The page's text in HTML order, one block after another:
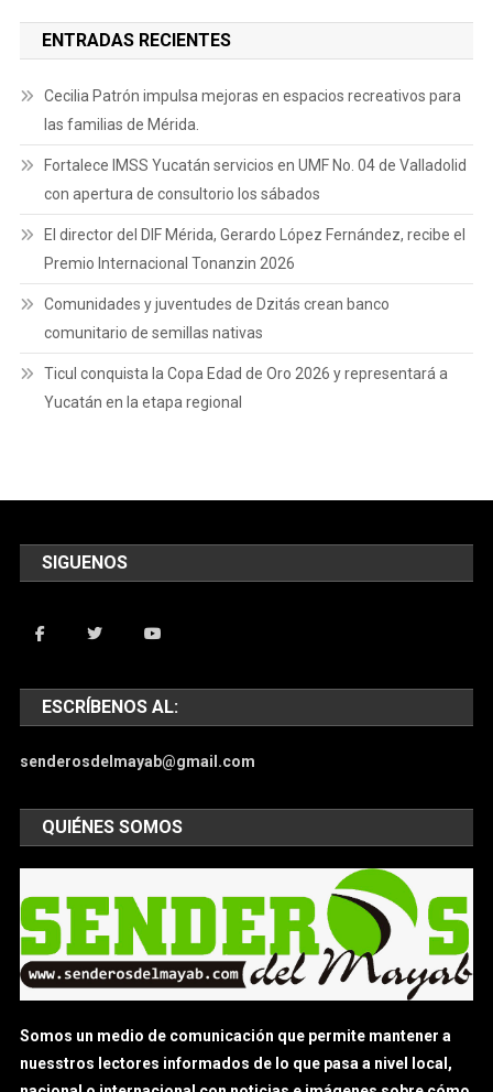
ENTRADAS RECIENTES
Cecilia Patrón impulsa mejoras en espacios recreativos para
las familias de Mérida.
Fortalece IMSS Yucatán servicios en UMF No. 04 de Valladolid
con apertura de consultorio los sábados
El director del DIF Mérida, Gerardo López Fernández, recibe el
Premio Internacional Tonanzin 2026
Comunidades y juventudes de Dzitás crean banco
comunitario de semillas nativas
Ticul conquista la Copa Edad de Oro 2026 y representará a
Yucatán en la etapa regional
SIGUENOS
ESCRÍBENOS AL:
senderosdelmayab@gmail.com
QUIÉNES SOMOS
Somos un medio de comunicación que permite mantener a
nuesstros lectores informados de lo que pasa a nivel local,